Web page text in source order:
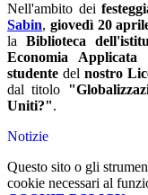
Nell'ambito dei
Sabin, giovedì 20
la Biblioteca
Economia Applicata
studente del nostro
dal titolo
Uniti?".
Notizie
Questo sito o gli
cookie necessari al